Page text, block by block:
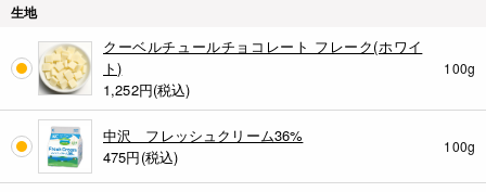
生地
クーベルチュールチョコレート フレーク(ホワイ
ト)
1,252円(税込)
100g
中沢 フレッシュクリーム36%
475円(税込)
100g